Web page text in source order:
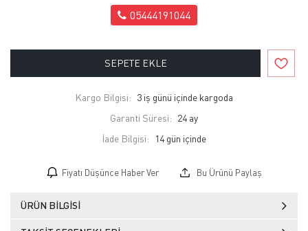
05444191044
SEPETE EKLE
Kargo Bilgisi: 3 iş günü içinde kargoda
Garanti Süresi: 24 ay
İade Bilgisi:
Fiyatı Düşünce Haber Ver Bu Ürünü Paylaş
ÜRÜN BILGISI